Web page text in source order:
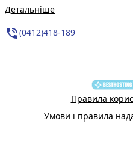
Детальніше
phone_in_talk(0412)418-189
Правила
Умови і правила